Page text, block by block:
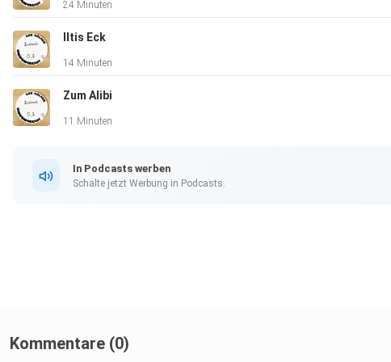
24 Minuten
Iltis Eck
14 Minuten
Zum Alibi
11 Minuten
In Podcasts werben
Schalte jetzt Werbung in Podcasts.
Kommentare (0)